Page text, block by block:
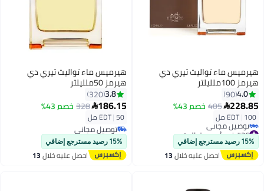
هيرميس ماء تواليت تيري دي
هيرمز 100ملليلتر
4.0
90
228.85
405 خصم 43%
EDT|100 مل
#36 في أو دي تواليت
أقل سعر في 30 يوم
توصيل مجاني
#36 في أو دي تواليت
15% رصيد مسترجع إضافي
احصل عليه خلال13
هيرميس ماء تواليت تيري دي
هيرمز 50ملليلتر
3.8
320
186.15
328 خصم 43%
EDT|50 مل
توصيل مجاني
توصيل مجاني
15% رصيد مسترجع إضافي
احصل عليه خلال13